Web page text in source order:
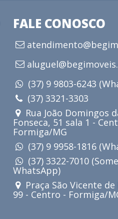
FALE CONOSCO
(37) 9 9803-6243
(37) 3321-3303
Rua João Domingos
Fonseca, 51 sala 1 -
Formiga/MG
(37) 9 9958-1816
(37) 3322-7010
WhatsApp)
Praça São Vicente
99 - Centro - Formiga/